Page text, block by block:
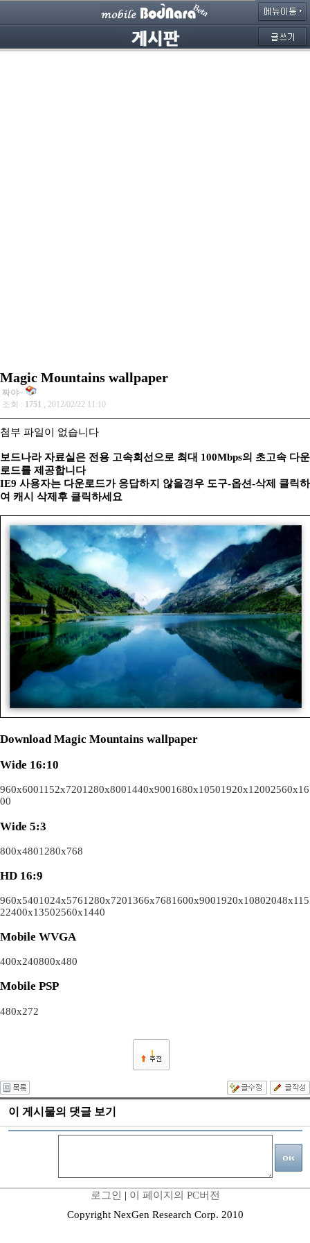
Magic Mountains wallpaper
짜야~
조회 : 1751 , 2012/02/22 11:10
첨부 파일이 없습니다
보드나라 자료실은 전용 고속회선으로 최대 100Mbps의 초고속 다운
로드를 제공합니다
IE9 사용자는 다운로드가 응답하지 않을경우 도구-옵션-삭제 클릭하
여 캐시 삭제후 클릭하세요
Download Magic Mountains wallpaper
Wide 16:10
960x6001152x7201280x8001440x9001680x10501920x12002560x16
00
Wide 5:3
800x4801280x768
HD 16:9
960x5401024x5761280x7201366x7681600x9001920x10802048x115
22400x13502560x1440
Mobile WVGA
400x240800x480
Mobile PSP
480x272
1
이 게시물의 댓글 보기
로그인 | 이 페이지의 PC버전
Copyright NexGen Research Corp. 2010